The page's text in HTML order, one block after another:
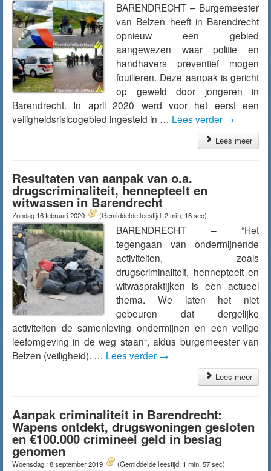
BARENDRECHT – Burgemeester
van Belzen heeft in Barendrecht
opnieuw een gebied
aangewezen waar politie en
handhavers preventief mogen
fouilleren. Deze aanpak is gericht
op geweld door jongeren in
Barendrecht. In april 2020 werd voor het eerst een
veiligheidsrisicogebied ingesteld in … Lees verder →
Lees meer
Resultaten van aanpak van o.a.
drugscriminaliteit, hennepteelt en
witwassen in Barendrecht
Zondag 16 februari 2020 (Gemiddelde leestijd: 2 min, 16 sec)
BARENDRECHT – “Het
tegengaan van ondermijnende
activiteiten, zoals
drugscriminaliteit, hennepteelt en
witwaspraktijken is een actueel
thema. We laten het niet
gebeuren dat dergelijke
activiteiten de samenleving ondermijnen en een veilige
leefomgeving in de weg staan“, aldus burgemeester van
Belzen (veiligheid). … Lees verder →
Lees meer
Aanpak criminaliteit in Barendrecht:
Wapens ontdekt, drugswoningen gesloten
en €100.000 crimineel geld in beslag
genomen
Woensdag 18 september 2019 (Gemiddelde leestijd: 1 min, 57 sec)